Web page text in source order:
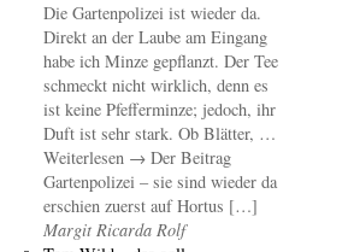
Die Gartenpolizei ist wieder da.
Direkt an der Laube am Eingang
habe ich Minze gepflanzt. Der Tee
schmeckt nicht wirklich, denn es
ist keine Pfefferminze; jedoch, ihr
Duft ist sehr stark. Ob Blätter, …
Weiterlesen → Der Beitrag
Gartenpolizei – sie sind wieder da
erschien zuerst auf Hortus […]
Margit Ricarda Rolf